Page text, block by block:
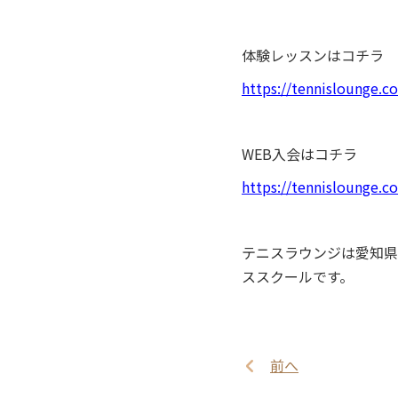
体験レッスンはコチラ
https://
WEB入会はコチラ
https://
テニスラウンジは愛知
ススクールです。
前へ